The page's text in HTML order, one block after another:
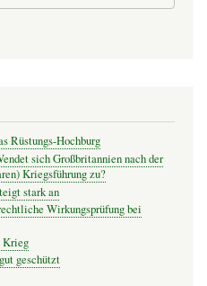
Rüstungs-Hochburg
sich Großbritannien nach der
Kriegsführung zu?
stark an
Wirkungsprüfung bei
Krieg
geschützt